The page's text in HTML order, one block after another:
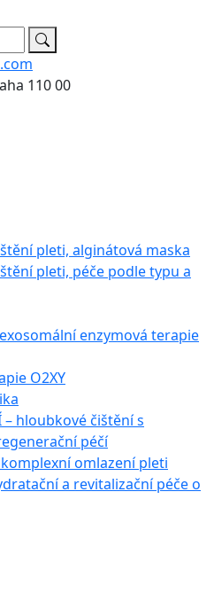
110 00
pleti, alginátová maska
pleti, péče podle typu a
exosomální enzymová terapie
O2XY
– hloubkové čištění s
péčí
komplexní omlazení pleti
a revitalizační péče o